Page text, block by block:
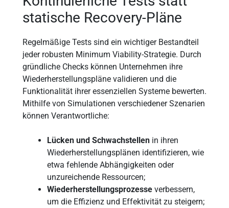
statische Recovery-Pläne
Regelmäßige Tests sind ein wichtiger Bestandteil
jeder robusten Minimum Viability-Strategie. Durch
gründliche Checks können Unternehmen ihre
Wiederherstellungspläne validieren und die
Funktionalität ihrer essenziellen Systeme bewerten.
Mithilfe von Simulationen verschiedener Szenarien
können Verantwortliche:
Lücken und Schwachstellenin ihren
Wiederherstellungsplänen identifizieren, wie
etwa fehlende Abhängigkeiten oder
unzureichende Ressourcen;
Wiederherstellungsprozesseverbessern,
um die Effizienz und Effektivität zu steigern;